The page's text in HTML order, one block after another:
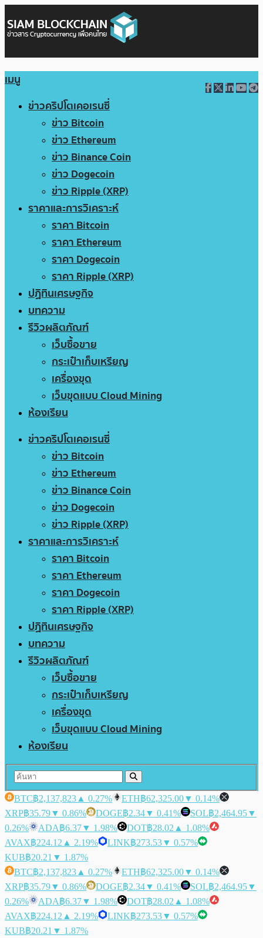
เมนู
ข่าวคริปโตเคอเรนซี่
ข่าว Bitcoin
ข่าว Ethereum
ข่าว Binance Coin
ข่าว Dogecoin
ข่าว Ripple (XRP)
ราคาและการวิเคราะห์
ราคา Bitcoin
ราคา Ethereum
ราคา Dogecoin
ราคา Ripple (XRP)
ปฏิทินเศรษฐกิจ
บทความ
รีวิวผลิตภัณฑ์
เว็บซื้อขาย
กระเป๋าเก็บเหรียญ
เครื่องขุด
เว็บขุดแบบ Cloud Mining
ห้องเรียน
ข่าวคริปโตเคอเรนซี่
ข่าว Bitcoin
ข่าว Ethereum
ข่าว Binance Coin
ข่าว Dogecoin
ข่าว Ripple (XRP)
ราคาและการวิเคราะห์
ราคา Bitcoin
ราคา Ethereum
ราคา Dogecoin
ราคา Ripple (XRP)
ปฏิทินเศรษฐกิจ
บทความ
รีวิวผลิตภัณฑ์
เว็บซื้อขาย
กระเป๋าเก็บเหรียญ
เครื่องขุด
เว็บขุดแบบ Cloud Mining
ห้องเรียน
BTC฿2,137,823 ▲ 0.27% ETH฿62,325.00▼ 0.14%
XRP฿35.79▼ 0.86% DOGE฿2.34▼ 0.41% SOL฿2,464.95▼
0.26%
ADA฿6.37▼ 1.98% DOT฿28.02 ▲ 1.08%
AVAX฿224.12 ▲ 2.19% LINK฿273.53▼ 0.57%
KUB฿20.21 ▼ 1.87%
BTC฿2,137,823 ▲ 0.27% ETH฿62,325.00▼ 0.14%
XRP฿35.79▼ 0.86% DOGE฿2.34▼ 0.41% SOL฿2,464.95▼
0.26%
ADA฿6.37▼ 1.98% DOT฿28.02 ▲ 1.08%
AVAX฿224.12 ▲ 2.19% LINK฿273.53▼ 0.57%
KUB฿20.21 ▼ 1.87%